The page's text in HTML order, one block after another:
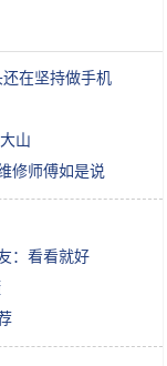
在坚持做手机
山
修师傅如是说
：看看就好